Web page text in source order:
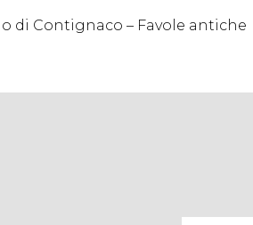
di Contignaco – Favole antiche